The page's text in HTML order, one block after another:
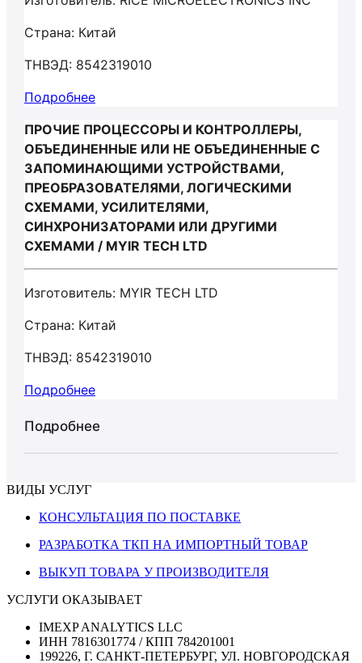
Страна: Китай
ТНВЭД: 8542319010
Подробнее
ПРОЧИЕ ПРОЦЕССОРЫ И КОНТРОЛЛЕРЫ,
ОБЪЕДИНЕННЫЕ ИЛИ НЕ ОБЪЕДИНЕННЫЕ С
ЗАПОМИНАЮЩИМИ УСТРОЙСТВАМИ,
ПРЕОБРАЗОВАТЕЛЯМИ, ЛОГИЧЕСКИМИ
СХЕМАМИ, УСИЛИТЕЛЯМИ,
СИНХРОНИЗАТОРАМИ ИЛИ ДРУГИМИ
СХЕМАМИ / MYIR TECH LTD
Изготовитель: MYIR TECH LTD
Страна: Китай
ТНВЭД: 8542319010
Подробнее
Подробнее
ВИДЫ УСЛУГ
КОНСУЛЬТАЦИЯ ПО ПОСТАВКЕ
РАЗРАБОТКА ТКП НА ИМПОРТНЫЙ ТОВАР
ВЫКУП ТОВАРА У ПРОИЗВОДИТЕЛЯ
УСЛУГИ ОКАЗЫВАЕТ
IMEXP ANALYTICS LLC
ИНН 7816301774 / КПП 784201001
199226, Г. САНКТ-ПЕТЕРБУРГ, УЛ. НОВГОРОДСКАЯ